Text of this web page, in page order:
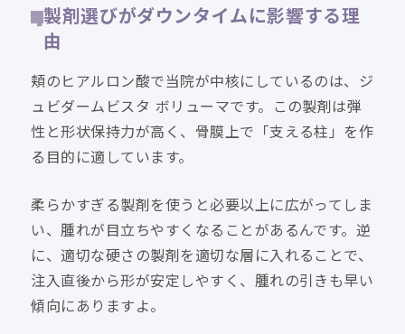
製剤選びがダウンタイムに影響する理
由
頬のヒアルロン酸で当院が中核にしているのは、ジ
ュビダームビスタ ボリューマです。この製剤は弾
性と形状保持力が高く、骨膜上で「支える柱」を作
る目的に適しています。
柔らかすぎる製剤を使うと必要以上に広がってしま
い、腫れが目立ちやすくなることがあるんです。逆
に、適切な硬さの製剤を適切な層に入れることで、
注入直後から形が安定しやすく、腫れの引きも早い
傾向にありますよ。